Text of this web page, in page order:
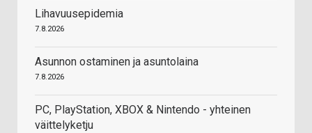
Lihavuusepidemia
7.8.2026
Asunnon ostaminen ja asuntolaina
7.8.2026
PC, PlayStation, XBOX & Nintendo - yhteinen
väittelyketju